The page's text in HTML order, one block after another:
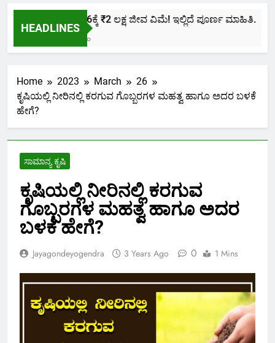
HEADLINES
ಕೇವಲ ₹436ಕ್ಕೆ ₹2 ಲಕ್ಷ ಜೀವ ವಿಮೆ! ಇಲ್ಲಿದೆ ಪೂರ್ಣ ಮಾಹಿತಿ.
Home 2023 March
26
ಕೃಷಿಯಲ್ಲಿ ನೀರಿನಲ್ಲಿ ಕರಗುವ ಗೊಬ್ಬರಗಳ ಮಹತ್ವ ಹಾಗೂ ಅದರ ಬಳಕೆ
ಹೇಗೆ?
ಸಾಮಾನ್ಯ ಕೃಷಿ
ಕೃಷಿಯಲ್ಲಿ ನೀರಿನಲ್ಲಿ ಕರಗುವ
ಗೊಬ್ಬರಗಳ ಮಹತ್ವ ಹಾಗೂ ಅದರ
ಬಳಕೆ ಹೇಗೆ?
Jayagondeyogendra 3 Years Ago 0 1 Mins